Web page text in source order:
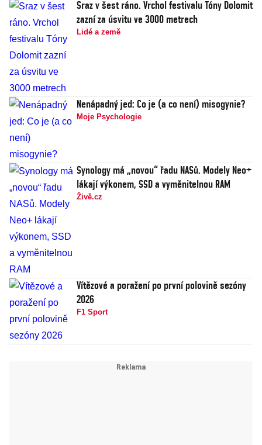
Sraz v šest ráno. Vrchol festivalu Tóny Dolomit
zazní za úsvitu ve 3000 metrech
Lidé a země
Nenápadný jed: Co je (a co není) misogynie?
Moje Psychologie
Synology má „novou“ řadu NASů. Modely Neo+
lákají výkonem, SSD a vyměnitelnou RAM
Živě.cz
Vítězové a poražení po první polovině sezóny
2026
F1 Sport